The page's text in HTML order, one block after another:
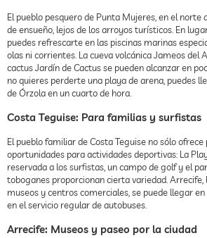
El pueblo pesquero de Punta Mujeres, en el norte
de ensueño, lejos de los arroyos turísticos. En
puedes refrescarte en las piscinas marinas
olas ni corrientes. La cueva volcánica Jameos del
cactus Jardín de Cactus se pueden alcanzar en
no quieres perderte una playa de arena, puedes
de Órzola en un cuarto de hora.
Costa Teguise: Para familias y surfistas
El pueblo familiar de Costa Teguise no sólo
oportunidades para actividades deportivas: La
reservada a los surfistas, un campo de golf y el
toboganes proporcionan cierta variedad. Arrecife,
museos y centros comerciales, se puede llegar
en el servicio regular de autobuses.
Arrecife: Museos y paseo por la ciudad